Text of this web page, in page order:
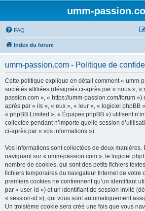
umm-
FAQ
Index du forum
umm-passion.com - Politique de
Cette politique explique en détail comment « umm-
sociétés affiliées (désignés ci-après par « nous », «
passion.com », « https://umm-passion.com/forum »)
après par « ils », « eux », « leur », « logiciel phpBB
« phpBB Limited », « Équipes phpBB ») utilisent
collectée pendant n’importe quelle session
ci-après par « vos informations »).
Vos informations sont collectées de deux manières.
naviguant sur « umm-passion.com », le logiciel
nombre de cookies, qui sont des petits fichiers
fichiers temporaires du navigateur Internet de votre
premiers cookies ne contiennent qu’un identifiant
par « user-id ») et un identifiant de session invité
« session-id »), qui vous sont automatiquement
Un troisième cookie sera créé une fois que vous